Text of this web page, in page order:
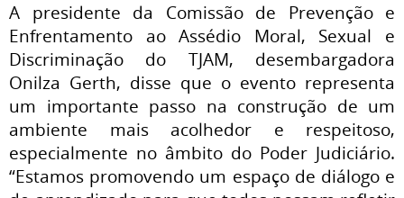
A presidente da Comissão de Prevenção e
Enfrentamento ao Assédio Moral, Sexual e
Discriminação do TJAM, desembargadora
Onilza Gerth, disse que o evento representa
um importante passo na construção de um
ambiente mais acolhedor e respeitoso,
especialmente no âmbito do Poder Judiciário.
“Estamos promovendo um espaço de diálogo e